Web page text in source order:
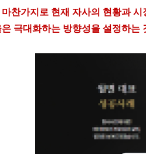
찬가지로 현재 자사의 현황과
은 극대화하는 방향성을 설정하는